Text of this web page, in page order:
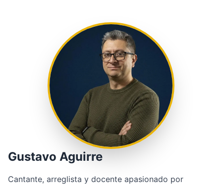
Gustavo Aguirre
Cantante, arreglista y docente apasionado por